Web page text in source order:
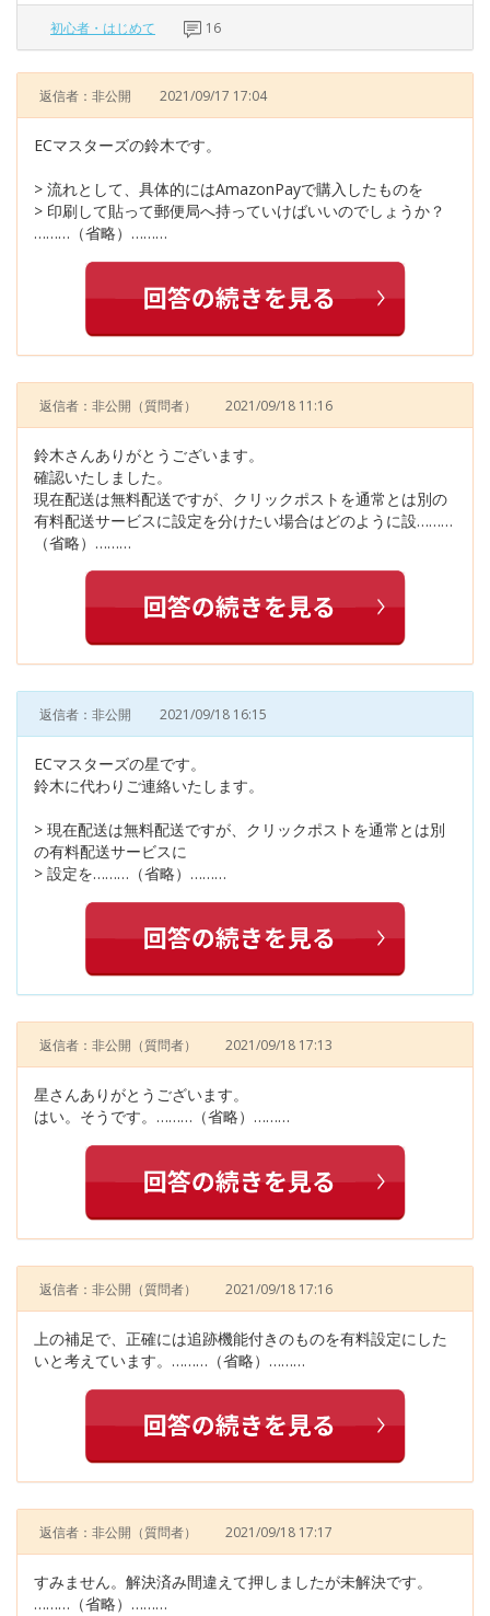
初心者・はじめて 16
返信者：非公開 2021/09/17 17:04
ECマスターズの鈴木です。
> 流れとして、具体的にはAmazonPayで購入したものを
> 印刷して貼って郵便局へ持っていけばいいのでしょうか？
………（省略）………
返信者：非公開 （質問者） 2021/09/18 11:16
鈴木さんありがとうございます。
確認いたしました。
現在配送は無料配送ですが、クリックポストを通常とは別の
有料配送サービスに設定を分けたい場合はどのように設………
（省略）………
返信者：非公開 2021/09/18 16:15
ECマスターズの星です。
鈴木に代わりご連絡いたします。
> 現在配送は無料配送ですが、クリックポストを通常とは別
の有料配送サービスに
> 設定を………（省略）………
返信者：非公開 （質問者） 2021/09/18 17:13
星さんありがとうございます。
はい。そうです。………（省略）………
返信者：非公開 （質問者） 2021/09/18 17:16
上の補足で、正確には追跡機能付きのものを有料設定にした
いと考えています。………（省略）………
返信者：非公開 （質問者） 2021/09/18 17:17
すみません。解決済み間違えて押しましたが未解決です。
………（省略）………